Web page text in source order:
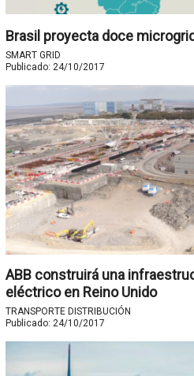
Brasil proyecta doce
SMART GRID
Publicado: 24/10/2017
ABB construirá una
eléctrico en Reino Unido
TRANSPORTE DISTRIBUCIÓN
Publicado: 24/10/2017